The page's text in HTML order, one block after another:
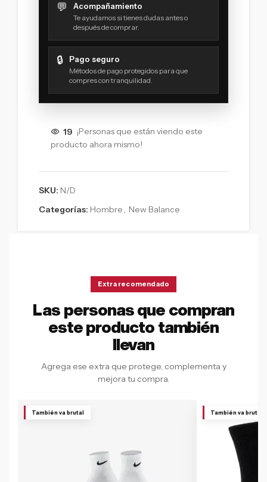
💬 Acompañamiento
Te ayudamos si tienes dudas antes o
después de comprar.
🔒 Pago seguro
Métodos de pago protegidos para que
compres con tranquilidad.
19 ¡Personas que están viendo este
producto ahora mismo!
SKU: N/D
Categorías: Hombre , New Balance
Extra recomendado
Las personas que compran
este producto también
llevan
Agrega ese extra que protege, complementa y
mejora tu compra.
También va brutal También va brutal